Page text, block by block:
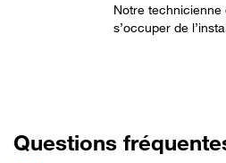
Notre
s’occuper de
Questions